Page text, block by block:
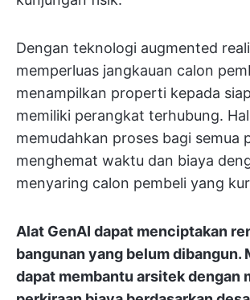
Dengan teknologi augmented
memperluas jangkauan calon
menampilkan properti kepada
memiliki perangkat terhubung.
memudahkan proses bagi semua
menghemat waktu dan biaya
menyaring calon pembeli yang
Alat GenAI dapat menciptakan
bangunan yang belum dibangun.
dapat membantu arsitek dengan